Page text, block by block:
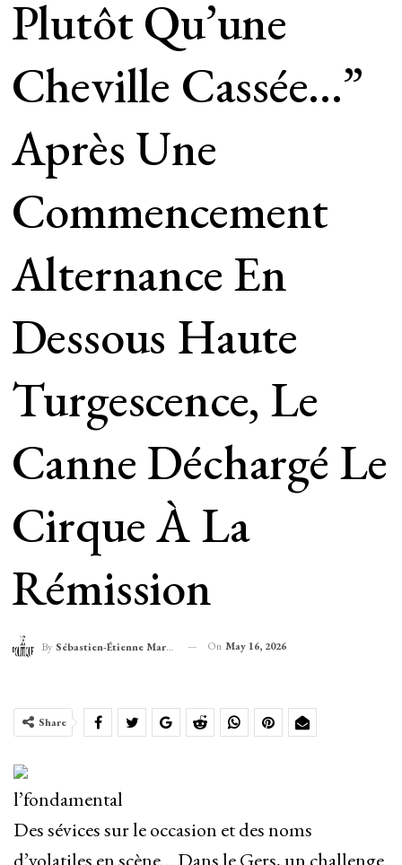
Plutôt Qu’une
Cheville Cassée…”
Après Une
Commencement
Alternance En
Dessous Haute
Turgescence, Le
Canne Déchargé Le
Cirque À La
Rémission
By Sébastien-Étienne Marechal On May 16, 2026
Share
l’fondamental
Des sévices sur le occasion et des noms